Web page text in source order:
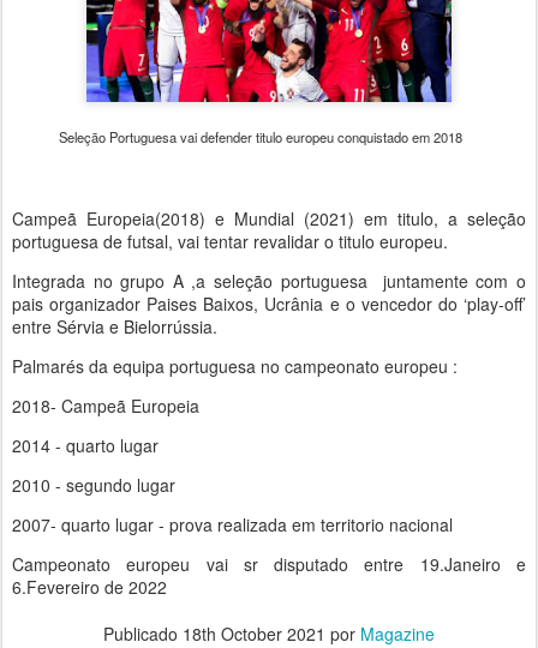
Seleção Portuguesa vai defender titulo europeu conquistado em 2018
Campeã Europeia(2018) e Mundial (2021) em titulo, a seleção
portuguesa de futsal, vai tentar revalidar o titulo europeu.
Integrada no grupo A ,a seleção portuguesa juntamente com o
pais organizador Paises Baixos, Ucrânia e o vencedor do ‘play-off’
entre Sérvia e Bielorrússia.
Palmarés da equipa portuguesa no campeonato europeu :
2018- Campeã Europeia
2014 - quarto lugar
2010 - segundo lugar
2007- quarto lugar - prova realizada em territorio nacional
Campeonato europeu vai sr disputado entre 19.Janeiro e
6.Fevereiro de 2022
Publicado 18th October 2021 por Magazine